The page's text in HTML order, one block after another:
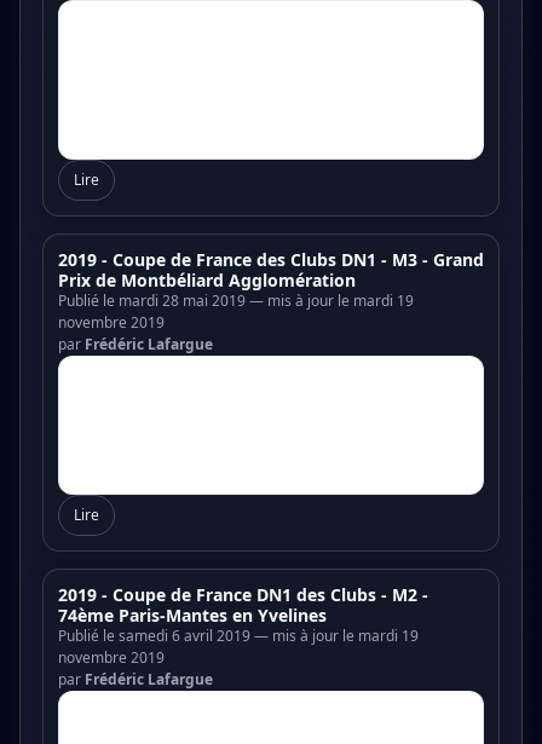
Lire
2019 - Coupe de France des Clubs DN1 - M3 - Grand
Prix de Montbéliard Agglomération
Publié le mardi 28 mai 2019 — mis à jour le mardi 19
novembre 2019
par Frédéric Lafargue
Lire
2019 - Coupe de France DN1 des Clubs - M2 -
74ème Paris-Mantes en Yvelines
Publié le samedi 6 avril 2019 — mis à jour le mardi 19
novembre 2019
par Frédéric Lafargue